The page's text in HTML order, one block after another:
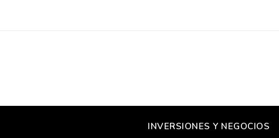
INVERSIONES Y NEGOCIOS